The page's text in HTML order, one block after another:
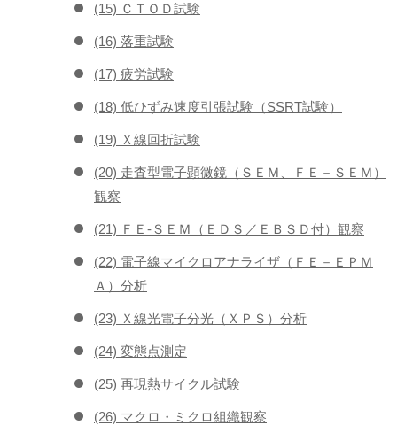
(15) ＣＴＯＤ試験
(16) 落重試験
(17) 疲労試験
(18) 低ひずみ速度引張試験（SSRT試験）
(19) Ｘ線回折試験
(20) 走査型電子顕微鏡（ＳＥＭ、ＦＥ－ＳＥＭ）
観察
(21) ＦＥ-ＳＥＭ（ＥＤＳ／ＥＢＳＤ付）観察
(22) 電子線マイクロアナライザ（ＦＥ－ＥＰＭ
Ａ）分析
(23) Ｘ線光電子分光（ＸＰＳ）分析
(24) 変態点測定
(25) 再現熱サイクル試験
(26) マクロ・ミクロ組織観察